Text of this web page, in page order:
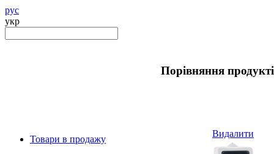
рус
укр
Товари в продажу
Порівняння
Видалити